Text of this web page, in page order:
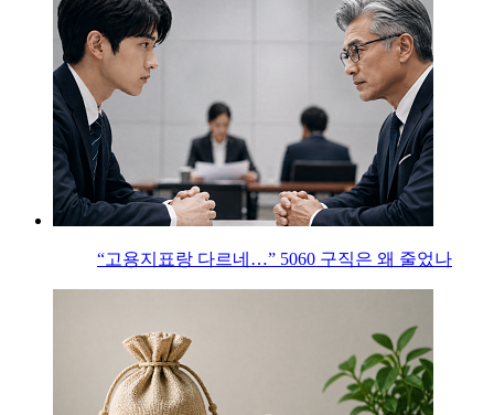
“고용지표랑 다르네…” 5060 구직은 왜 줄었나